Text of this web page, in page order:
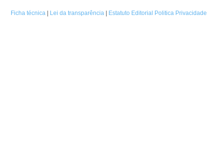
Ficha técnica| Lei da transparência| Estatuto Editorial Politica Privacidade